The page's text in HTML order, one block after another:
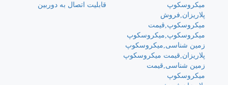
قابلیت اتصال به دوربین